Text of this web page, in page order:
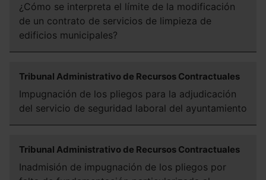
¿Cómo se interpreta el límite de la modificación
de un contrato de servicios de limpieza de
edificios municipales?
Tribunal Administrativo de Recursos Contractuales
Impugnación de los pliegos para la adjudicación
del servicio de seguridad laboral del ayuntamiento
Tribunal Administrativo de Recursos Contractuales
Inadmisión de impugnación de los pliegos por